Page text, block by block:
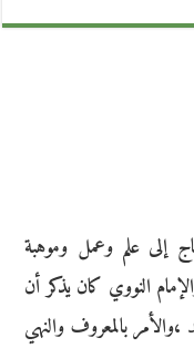
إلى علم وعمل وموهبة
النووي كان يذكر أن
بالمعروف والنهي